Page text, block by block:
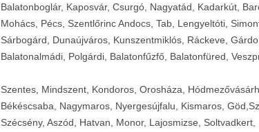
Balatonboglár, Kaposvár, Csurgó, Nagyatád, Kadarkút,
Mohács, Pécs, Szentlőrinc Andocs, Tab, Lengyeltóti,
Sárbogárd, Dunaújváros, Kunszentmiklós, Ráckeve,
Balatonalmádi, Polgárdi, Balatonfűzfő, Balatonfüred,
Szentes, Mindszent, Kondoros, Orosháza,
Békéscsaba, Nagymaros, Nyergesújfalu, Kismaros,
Szécsény, Aszód, Hatvan, Monor, Lajosmizse,